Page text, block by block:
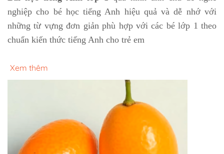
nghiệp cho bé học tiếng Anh hiệu quả và dễ nhớ với
những từ vựng đơn giản phù hợp với các bé lớp 1 theo
chuẩn kiến thức tiếng Anh cho trẻ em
Xem thêm